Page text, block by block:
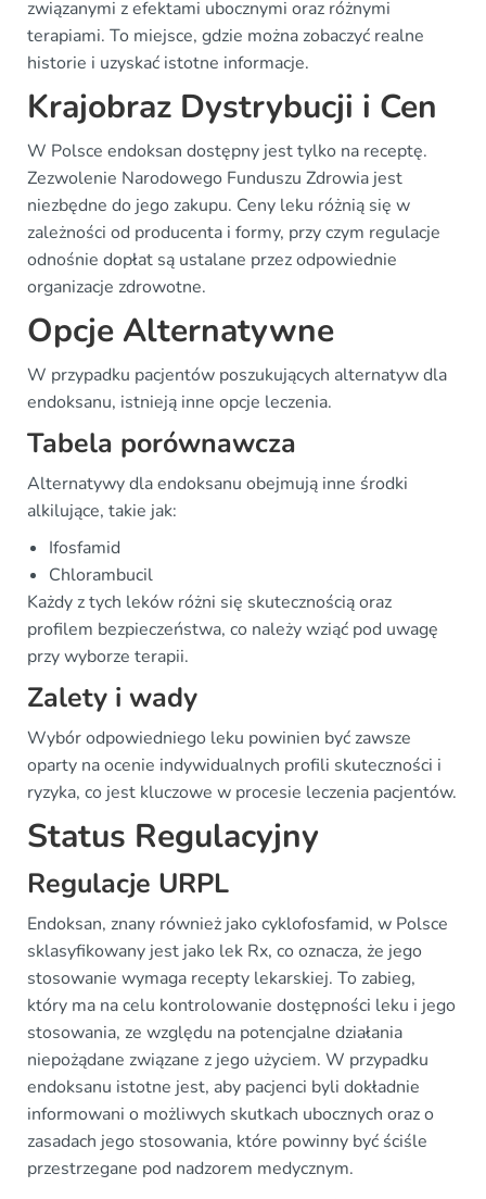
związanymi z efektami ubocznymi oraz różnymi
terapiami. To miejsce, gdzie można zobaczyć realne
historie i uzyskać istotne informacje.
Krajobraz Dystrybucji i Cen
W Polsce endoksan dostępny jest tylko na receptę.
Zezwolenie Narodowego Funduszu Zdrowia jest
niezbędne do jego zakupu. Ceny leku różnią się w
zależności od producenta i formy, przy czym regulacje
odnośnie dopłat są ustalane przez odpowiednie
organizacje zdrowotne.
Opcje Alternatywne
W przypadku pacjentów poszukujących alternatyw dla
endoksanu, istnieją inne opcje leczenia.
Tabela porównawcza
Alternatywy dla endoksanu obejmują inne środki
alkilujące, takie jak:
Ifosfamid
Chlorambucil
Każdy z tych leków różni się skutecznością oraz
profilem bezpieczeństwa, co należy wziąć pod uwagę
przy wyborze terapii.
Zalety i wady
Wybór odpowiedniego leku powinien być zawsze
oparty na ocenie indywidualnych profili skuteczności i
ryzyka, co jest kluczowe w procesie leczenia pacjentów.
Status Regulacyjny
Regulacje URPL
Endoksan, znany również jako cyklofosfamid, w Polsce
sklasyfikowany jest jako lek Rx, co oznacza, że jego
stosowanie wymaga recepty lekarskiej. To zabieg,
który ma na celu kontrolowanie dostępności leku i jego
stosowania, ze względu na potencjalne działania
niepożądane związane z jego użyciem. W przypadku
endoksanu istotne jest, aby pacjenci byli dokładnie
informowani o możliwych skutkach ubocznych oraz o
zasadach jego stosowania, które powinny być ściśle
przestrzegane pod nadzorem medycznym.